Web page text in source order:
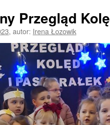
Przegląd
, autor: Irena Łozowik